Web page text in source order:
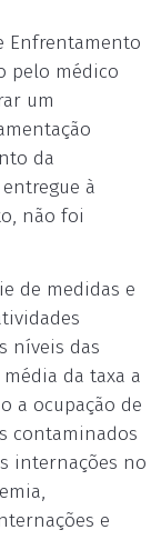
Enfrentamento
pelo médico
um
da
à
não foi
de medidas e
níveis das
da taxa a
a ocupação de
contaminados
internações no
e